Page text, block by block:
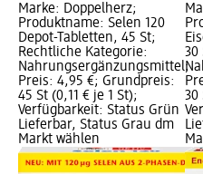
Marke: Doppelherz;
Produktname: Selen 120
Depot-Tabletten, 45 St;
Rechtliche Kategorie:
Nahrungsergänzungsmittel;
Preis: 4,95 €; Grundpreis:
45 St (0,11 € je 1 St);
Verfügbarkeit: Status Grün
Lieferbar, Status Grau dm
Markt wählen
30
30